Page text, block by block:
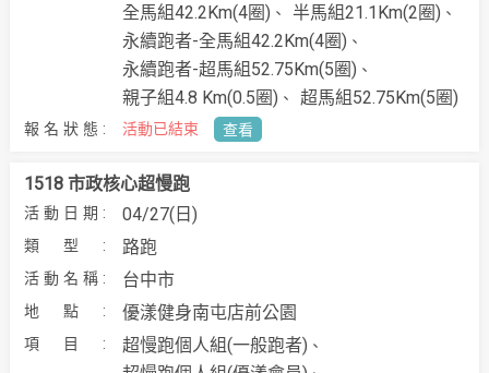
全馬組42.2Km(4圈)
半馬組21.1Km(2圈)
永續跑者-全馬組42.2Km(4圈)
永續跑者-超馬組52.75Km(5圈)
親子組4.8 Km(0.5圈)
超馬組52.75Km(5圈)
活動已結束 查看
04/27(日)
路跑
台中市
1518 市政核心超慢跑
優漾健身南屯店前公園
超慢跑個人組(一般跑者)